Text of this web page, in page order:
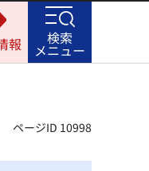
報 検索
メニュー
ページID 10998